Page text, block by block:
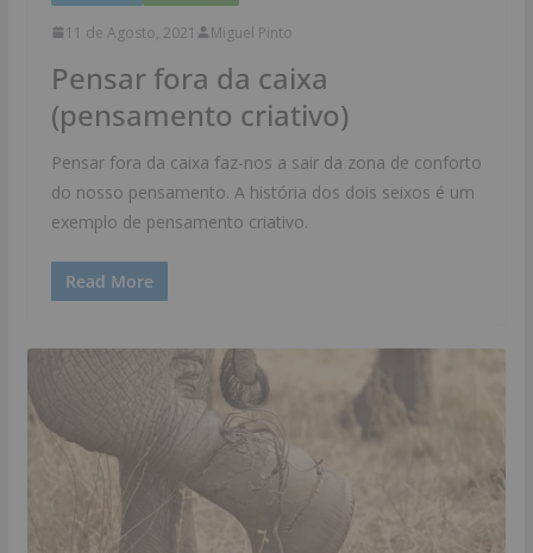
11 de Agosto, 2021 Miguel Pinto
Pensar fora da caixa
(pensamento criativo)
Pensar fora da caixa faz-nos a sair da zona de conforto
do nosso pensamento. A história dos dois seixos é um
exemplo de pensamento criativo.
Read More